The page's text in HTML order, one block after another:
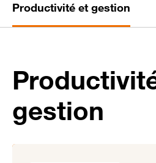
Productivité et gestion
gestion